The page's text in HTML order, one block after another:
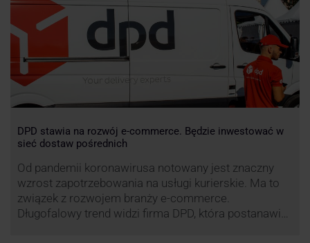
DPD stawia na rozwój e-commerce. Będzie inwestować w
sieć dostaw pośrednich
Od pandemii koronawirusa notowany jest znaczny
wzrost zapotrzebowania na usługi kurierskie. Ma to
związek z rozwojem branży e-commerce.
Długofalowy trend widzi firma DPD, która postanawia